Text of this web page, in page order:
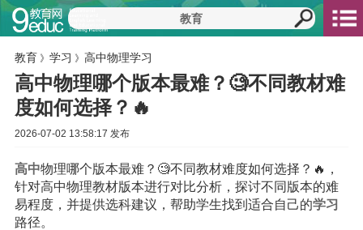
教育 》 学习 》 高中物理学习
高中物理哪个版本最难？🧐不同教材难
度如何选择？🔥
2026-07-02 13:58:17 发布
高中物理哪个版本最难？🧐不同教材难度如何选择？🔥，
针对高中物理教材版本进行对比分析，探讨不同版本的难
易程度，并提供选科建议，帮助学生找到适合自己的学习
路径。